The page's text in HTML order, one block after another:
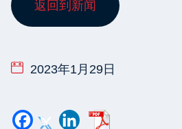
返回到新闻
2023年1月29日